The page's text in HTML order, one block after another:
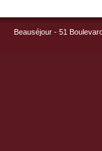
Beauséjour - 51